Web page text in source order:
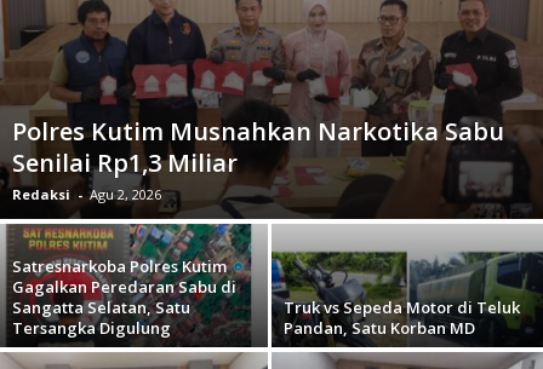
Polres Kutim Musnahkan Narkotika Sabu
Senilai Rp1,3 Miliar
Redaksi - Agu 2, 2026
Satresnarkoba Polres Kutim
Gagalkan Peredaran Sabu di
Sangatta Selatan, Satu
Tersangka Digulung
Truk vs Sepeda Motor di Teluk
Pandan, Satu Korban MD